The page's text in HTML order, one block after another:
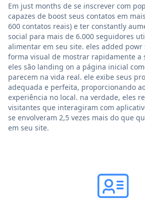
Em just months de se inscrever com
capazes de boost seus contatos em
600 contatos reais) e ter constantly
social para mais de 6.000 seguidores
alimentar em seu site. eles added powr
forma visual de mostrar rapidamente a
eles são landing on a página inicial
parecem na vida real. ele exibe seus
adequada e perfeita, proporcionando
experiência no local. na verdade, eles
visitantes que interagiram com
se envolveram 2,5 vezes mais do que
em seu site.